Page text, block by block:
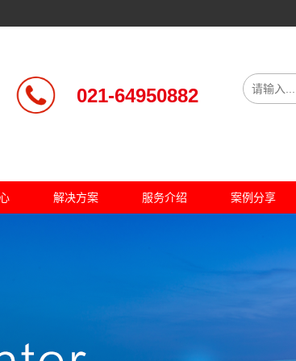
021-64950882
解决方案 服务介绍 案例分享